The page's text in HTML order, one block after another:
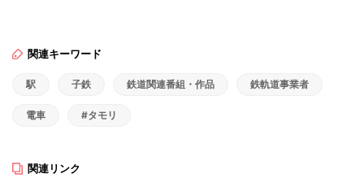
関連キーワード
駅 子鉄 鉄道関連番組・作品 鉄軌道事業者
電車 #タモリ
関連リンク